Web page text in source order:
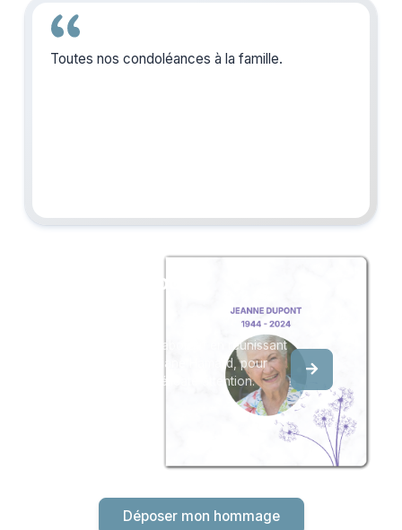
Toutes nos condoléances à la famille.
Créez un album
Créez un album collaboratif en réunissant
les hommages à Viviane Hamard, pour
vous ou pour une délicate attention.
Déposer mon hommage